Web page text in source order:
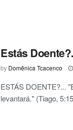
Estás
by Domênica Tcacenco
ESTÁS DOENTE?...
levantará." (Tiago,